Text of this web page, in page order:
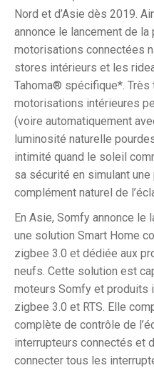
Nord et d’Asie dès 2019.
annonce le lancement de
motorisations connectées
stores intérieurs et les
Tahoma® spécifique*.
motorisations intérieures
(voire automatiquement
luminosité naturelle
intimité quand le soleil
sa sécurité en simulant une
complément naturel de
En Asie, Somfy annonce le
une solution Smart Home
zigbee 3.0 et dédiée aux
neufs. Cette solution est
moteurs Somfy et produits
zigbee 3.0 et RTS. Elle
complète de contrôle de
interrupteurs connectés et
connecter tous les